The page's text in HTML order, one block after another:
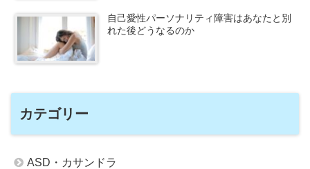
自己愛性パーソナリティ障害はあなたと別
れた後どうなるのか
カテゴリー
ASD・カサンドラ